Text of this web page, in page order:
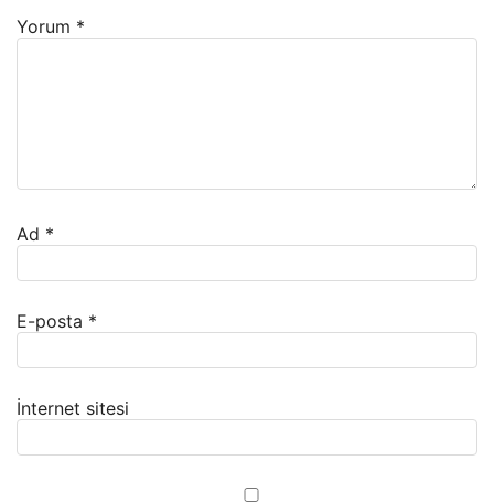
Yorum *
Ad *
E-posta *
İnternet sitesi